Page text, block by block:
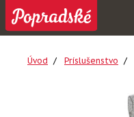
Úvod Príslušenstvo